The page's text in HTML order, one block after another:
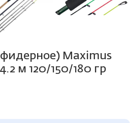
Maximus
м 120/150/180 гр